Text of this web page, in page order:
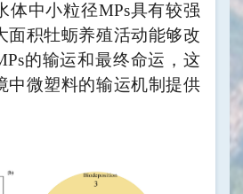
体中小粒径MPs具有较强
面积牡蛎养殖活动能够改
的输运和最终命运，这
中微塑料的输运机制提供